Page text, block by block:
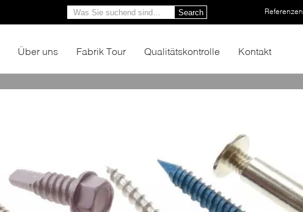
Referenzen
Search
Über uns Fabrik Tour Qualitätskontrolle Kontakt